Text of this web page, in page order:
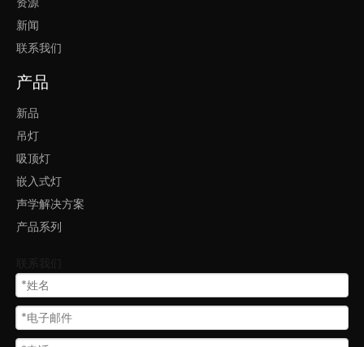
新闻
联系我们
产品
新品
吊灯
吸顶灯
嵌入式灯
声学解决方案
产品系列